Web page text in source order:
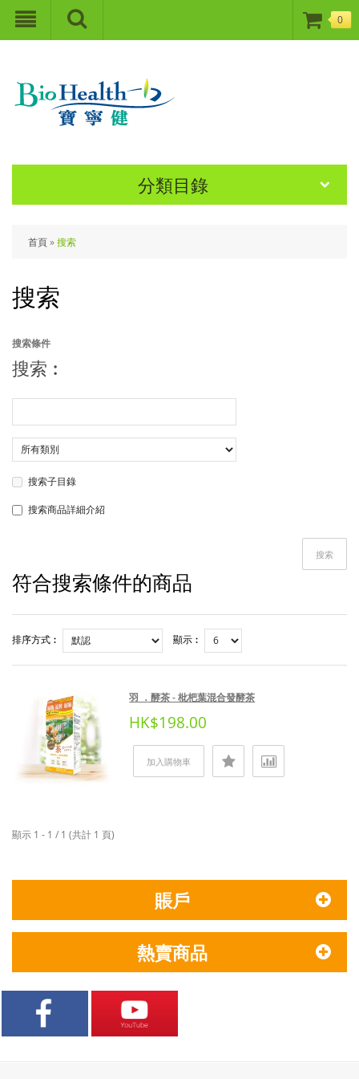
0
分類目錄
首頁»搜索
搜索
搜索條件
搜索︰
搜索子目錄
搜索商品詳細介紹
搜索
符合搜索條件的商品
排序方式︰ 顯示︰
羽 ．酵茶 - 枇杷葉混合發酵茶
HK$198.00
加入購物車
顯示 1 - 1 / 1 (共計 1 頁)
賬戶
熱賣商品